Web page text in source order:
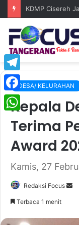
DESA/ KELURAHAN
Kepala
Terima
Award
Kamis, 27
Redaksi Focus
Terbaca 1 menit
Telegram
Facebook
WhatsApp